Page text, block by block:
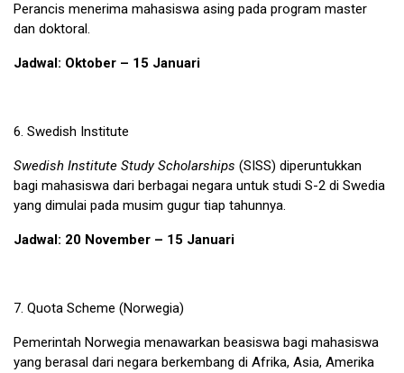
Perancis menerima mahasiswa asing pada program master
dan doktoral.
Jadwal: Oktober – 15 Januari
6. Swedish Institute
Swedish Institute Study Scholarships (SISS) diperuntukkan
bagi mahasiswa dari berbagai negara untuk studi S-2 di Swedia
yang dimulai pada musim gugur tiap tahunnya.
Jadwal: 20 November – 15 Januari
7. Quota Scheme (Norwegia)
Pemerintah Norwegia menawarkan beasiswa bagi mahasiswa
yang berasal dari negara berkembang di Afrika, Asia, Amerika